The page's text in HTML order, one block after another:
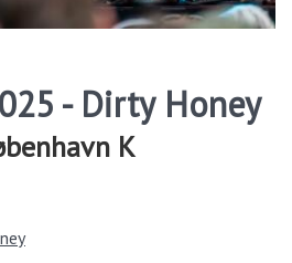
- Dirty Honey
K